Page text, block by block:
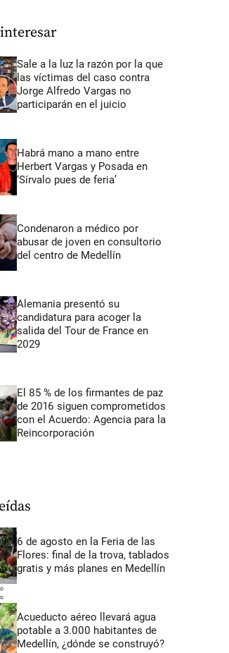
Sale a la luz la razón por la que
las víctimas del caso contra
Jorge Alfredo Vargas no
participarán en el juicio
Habrá mano a mano entre
Herbert Vargas y Posada en
‘Sírvalo pues de feria’
Condenaron a médico por
abusar de joven en consultorio
del centro de Medellín
Alemania presentó su
candidatura para acoger la
salida del Tour de France en
2029
El 85 % de los firmantes de paz
de 2016 siguen comprometidos
con el Acuerdo: Agencia para la
Reincorporación
6 de agosto en la Feria de las
Flores: final de la trova, tablados
gratis y más planes en Medellín
Acueducto aéreo llevará agua
potable a 3.000 habitantes de
Medellín, ¿dónde se construyó?